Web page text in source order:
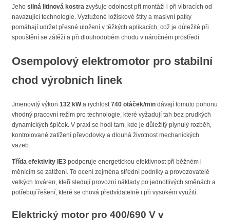
Jeho silná litinová kostra zvyšuje odolnost při montáži i při vibracích od
navazující technologie. Vyztužené ložiskové štíty a masivní patky
pomáhají udržet přesné uložení v těžkých aplikacích, což je důležité při
spouštění se zátěží a při dlouhodobém chodu v náročném prostředí.
Osempolový elektromotor pro stabilní
chod výrobních linek
Jmenovitý výkon 132 kWa rychlost 740 otáček/min dávají tomuto pohonu
vhodný pracovní režim pro technologie, které vyžadují tah bez prudkých
dynamických špiček. V praxi se hodí tam, kde je důležitý plynulý rozběh,
kontrolované zatížení převodovky a dlouhá životnost mechanických
vazeb.
Třída efektivity IE3 podporuje energetickou efektivnost při běžném i
měnícím se zatížení. To ocení zejména střední podniky a provozovatelé
velkých továren, kteří sledují provozní náklady po jednotlivých směnách a
potřebují řešení, které se chová předvídatelně i při vysokém využití.
Elektrický motor pro 400/690 V v